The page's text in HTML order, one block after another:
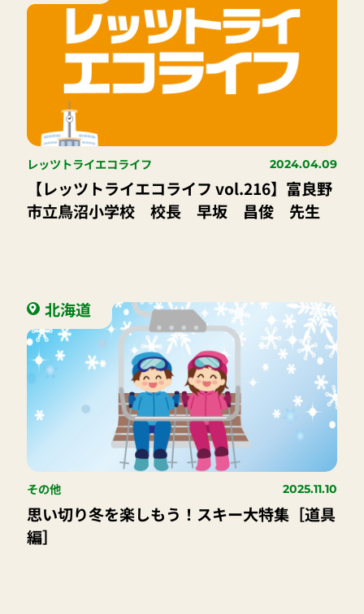
レッツトライエコライフ 2024.04.09
【レッツトライエコライフ vol.216】富良野
市立鳥沼小学校 校長 早坂 昌俊 先生
北海道
その他 2025.11.10
思い切り冬を楽しもう！スキー大特集［道具
編］